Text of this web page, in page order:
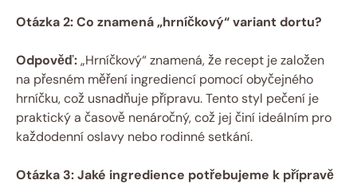
Otázka 2: Co znamená „hrníčkový“ variant dortu?
Odpověď:„Hrníčkový“ znamená, že recept je založen
na přesném měření ingrediencí pomocí obyčejného
hrníčku, což usnadňuje přípravu. Tento styl pečení je
praktický a časově nenáročný, což jej činí ideálním pro
každodenní oslavy nebo rodinné setkání.
Otázka 3: Jaké ingredience potřebujeme k přípravě